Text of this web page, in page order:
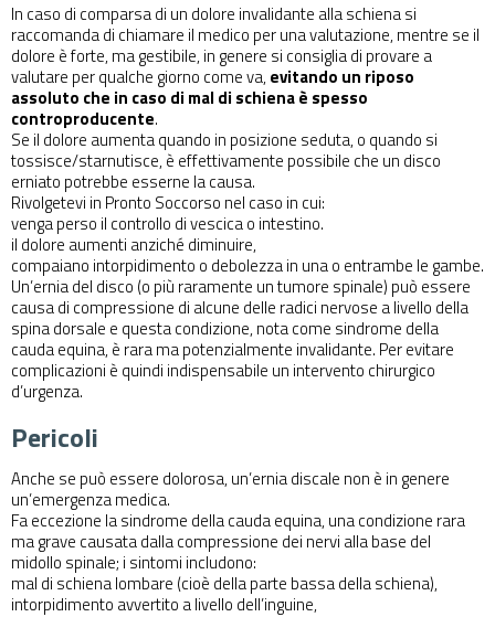
In caso di comparsa di un dolore invalidante alla schiena si
raccomanda di chiamare il medico per una valutazione, mentre se il
dolore è forte, ma gestibile, in genere si consiglia di provare a
valutare per qualche giorno come va, evitando un riposo
assoluto che in caso di mal di schiena è spesso
controproducente.
Se il dolore aumenta quando in posizione seduta, o quando si
tossisce/starnutisce, è effettivamente possibile che un disco
erniato potrebbe esserne la causa.
Rivolgetevi in Pronto Soccorso nel caso in cui:
venga perso il controllo di vescica o intestino.
il dolore aumenti anziché diminuire,
compaiano intorpidimento o debolezza in una o entrambe le gambe.
Un’ernia del disco (o più raramente un tumore spinale) può essere
causa di compressione di alcune delle radici nervose a livello della
spina dorsale e questa condizione, nota come sindrome della
cauda equina, è rara ma potenzialmente invalidante. Per evitare
complicazioni è quindi indispensabile un intervento chirurgico
d’urgenza.
Pericoli
Anche se può essere dolorosa, un’ernia discale non è in genere
un’emergenza medica.
Fa eccezione la sindrome della cauda equina, una condizione rara
ma grave causata dalla compressione dei nervi alla base del
midollo spinale; i sintomi includono:
mal di schiena lombare (cioè della parte bassa della schiena),
intorpidimento avvertito a livello dell’inguine,